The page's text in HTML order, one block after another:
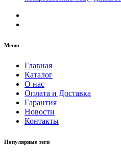
Меню
Главная
Каталог
О нас
Оплата и Доставка
Гарантия
Новости
Контакты
Популярные теги